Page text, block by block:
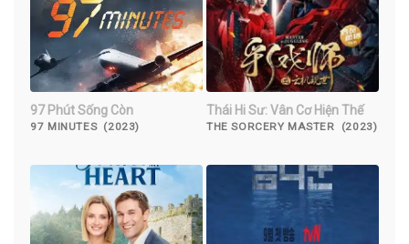
97 Phút Sống Còn
97 MINUTES (2023)
Thái Hi Sư: Vân Cơ Hiện Thế
THE SORCERY MASTER (2023)